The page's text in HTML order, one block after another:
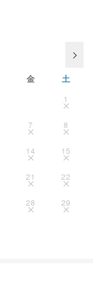
金 土
1
7 8
14 15
21 22
28 29